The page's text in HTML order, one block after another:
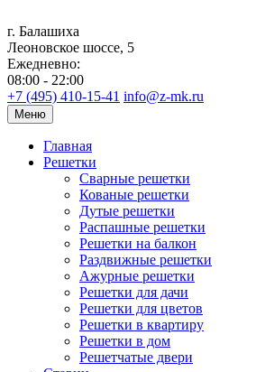
г. Балашиха
Леоновское шоссе, 5
Ежедневно:
08:00 - 22:00
+7 (495) 410-15-41 info@z-mk.ru
Меню
Главная
Решетки
Сварные решетки
Кованые решетки
Дутые решетки
Распашные решетки
Решетки на балкон
Раздвижные решетки
Ажурные решетки
Решетки для дачи
Решетки для цветов
Решетки в квартиру
Решетки в дом
Решетчатые двери